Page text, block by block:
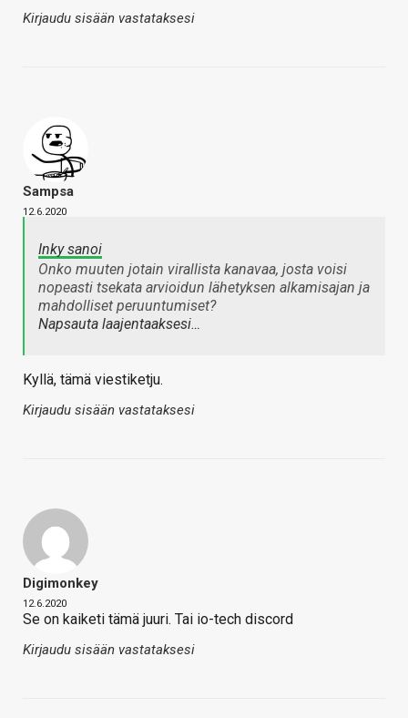
Kirjaudu sisään vastataksesi
Sampsa
12.6.2020
Inky sanoi
Onko muuten jotain virallista kanavaa, josta voisi
nopeasti tsekata arvioidun lähetyksen alkamisajan ja
mahdolliset peruuntumiset?
Napsauta laajentaaksesi…
Kyllä, tämä viestiketju.
Kirjaudu sisään vastataksesi
Digimonkey
12.6.2020
Se on kaiketi tämä juuri. Tai io-tech discord
Kirjaudu sisään vastataksesi